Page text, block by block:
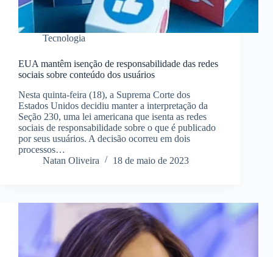
Tecnologia
EUA mantêm isenção de responsabilidade das redes
sociais sobre conteúdo dos usuários
Nesta quinta-feira (18), a Suprema Corte dos
Estados Unidos decidiu manter a interpretação da
Seção 230, uma lei americana que isenta as redes
sociais de responsabilidade sobre o que é publicado
por seus usuários. A decisão ocorreu em dois
processos…
Natan Oliveira
18 de maio de 2023